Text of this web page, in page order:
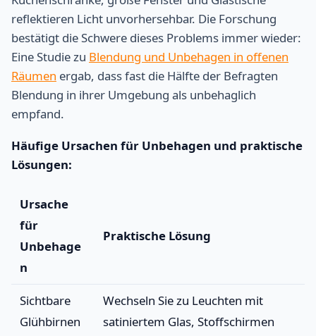
reflektieren Licht unvorhersehbar. Die Forschung
bestätigt die Schwere dieses Problems immer wieder:
Eine Studie zu Blendung und Unbehagen in offenen
Räumen ergab, dass fast die Hälfte der Befragten
Blendung in ihrer Umgebung als unbehaglich
empfand.
Häufige Ursachen für Unbehagen und praktische
Lösungen:
Ursache
für
Unbehage
n
Praktische Lösung
Sichtbare
Glühbirnen
Wechseln Sie zu Leuchten mit
satiniertem Glas, Stoffschirmen